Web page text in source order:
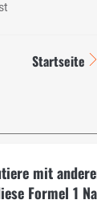
Startseite
mit
Formel 1